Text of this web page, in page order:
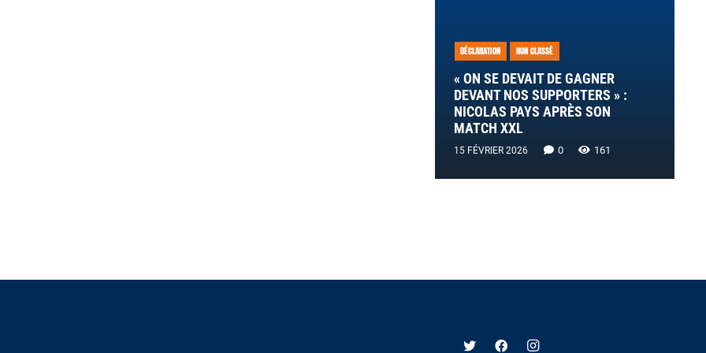
DÉCLARATION NON CLASSÉ
« ON SE DEVAIT DE GAGNER
DEVANT NOS SUPPORTERS » :
NICOLAS PAYS APRÈS SON
MATCH XXL
15 FÉVRIER 2026 0 161